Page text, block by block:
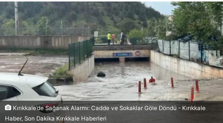
Kırıkkale’de Sağanak Alarmı: Cadde ve Sokaklar Göle Döndü - Kırıkkale
Haber, Son Dakika Kırıkkale Haberleri